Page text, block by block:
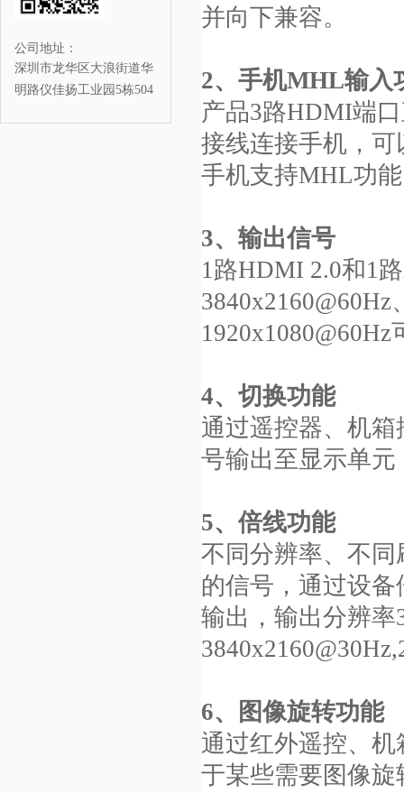
公司地址：
深圳市龙华区大浪街道华
明路仪佳扬工业园5栋504
并向下兼容。
2、手机MHL输入
产品3路HDMI端
接线连接手机，
手机支持MHL功
3、输出信号
1路HDMI 2.0和1
3840x2160@60Hz
1920x1080@60Hz
4、切换功能
通过遥控器、机
号输出至显示单
5、倍线功能
不同分辨率、不
的信号，通过设
输出，输出分辨率
3840x2160@30Hz,
6、图像旋转功能
通过红外遥控、机
于某些需要图像